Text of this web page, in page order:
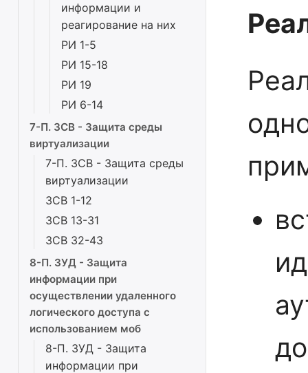
информации и
реагирование на них
РИ 1-5
РИ 15-18
РИ 19
РИ 6-14
7-П. ЗСВ - Защита среды
виртуализации
7-П. ЗСВ - Защита среды
виртуализации
ЗСВ 1-12
ЗСВ 13-31
ЗСВ 32-43
8-П. ЗУД - Защита
информации при
осуществлении удаленного
логического доступа с
использованием моб
8-П. ЗУД - Защита
информации при